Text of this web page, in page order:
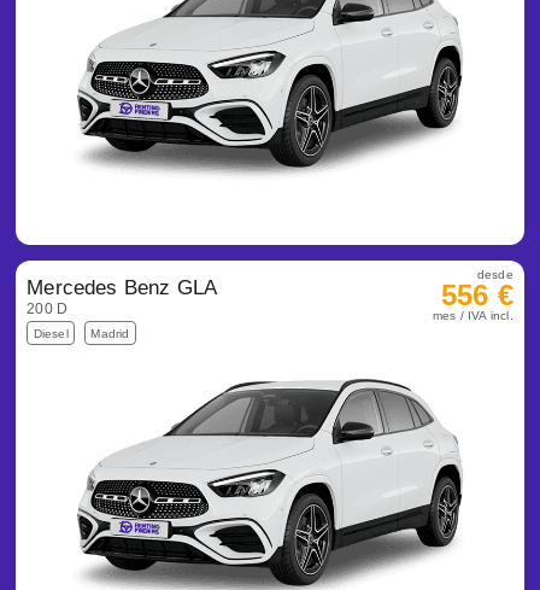
Mercedes Benz GLA
200 D
Diesel Madrid
desde
556 €
mes / IVA incl.